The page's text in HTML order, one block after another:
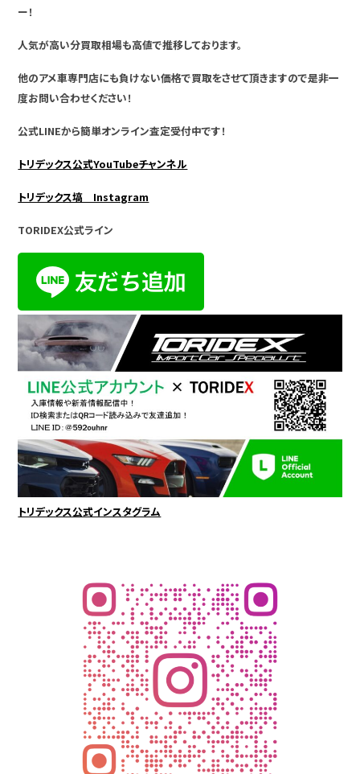
ー！
人気が高い分買取相場も高値で推移しております。
他のアメ車専門店にも負けない価格で買取をさせて頂きますので是非一
度お問い合わせください！
公式LINEから簡単オンライン査定受付中です！
トリデックス公式YouTubeチャンネル
トリデックス塙 Instagram
TORIDEX公式ライン
トリデックス公式インスタグラム